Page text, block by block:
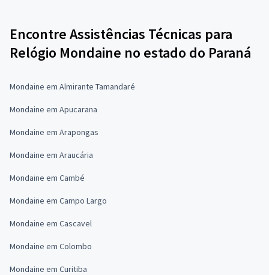
Encontre Assistências Técnicas para
Relógio Mondaine no estado do Paraná
Mondaine em Almirante Tamandaré
Mondaine em Apucarana
Mondaine em Arapongas
Mondaine em Araucária
Mondaine em Cambé
Mondaine em Campo Largo
Mondaine em Cascavel
Mondaine em Colombo
Mondaine em Curitiba